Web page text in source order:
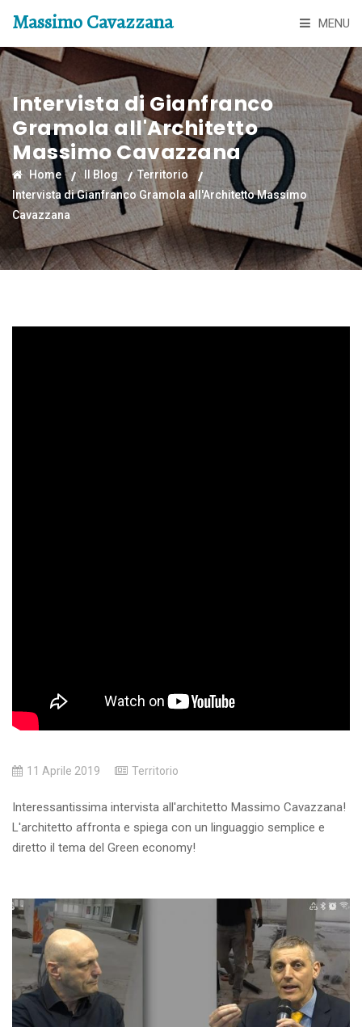
Massimo Cavazzana MENU
Intervista di Gianfranco
Gramola all'Architetto
Massimo Cavazzana
Home Il Blog
Territorio
Intervista di Gianfranco Gramola all'Architetto Massimo
Cavazzana
11 Aprile 2019 Territorio
Interessantissima intervista all'architetto Massimo Cavazzana!
L'architetto affronta e spiega con un linguaggio semplice e
diretto il tema del Green economy!